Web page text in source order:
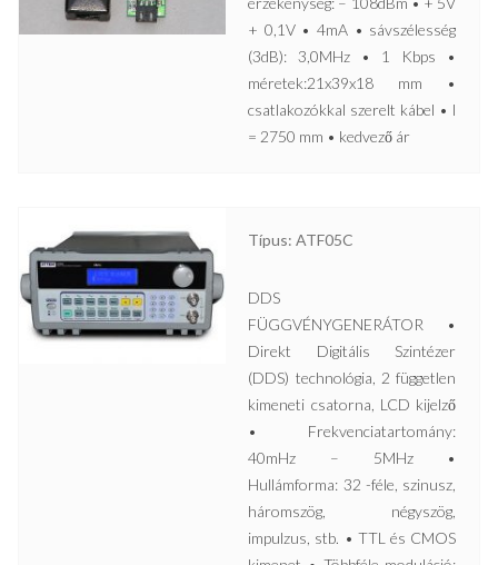
+ 0,1V • 4mA • sávszélesség
(3dB): 3,0MHz • 1 Kbps •
méretek:21x39x18 mm •
csatlakozókkal szerelt kábel • l
= 2750 mm • kedvező ár
Típus: ATF05C
DDS
FÜGGVÉNYGENERÁTOR •
Direkt Digitális Szintézer
(DDS) technológia, 2 független
kimeneti csatorna, LCD kijelző
• Frekvenciatartomány:
40mHz – 5MHz •
Hullámforma: 32 -féle, szinusz,
háromszög, négyszög,
impulzus, stb. • TTL és CMOS